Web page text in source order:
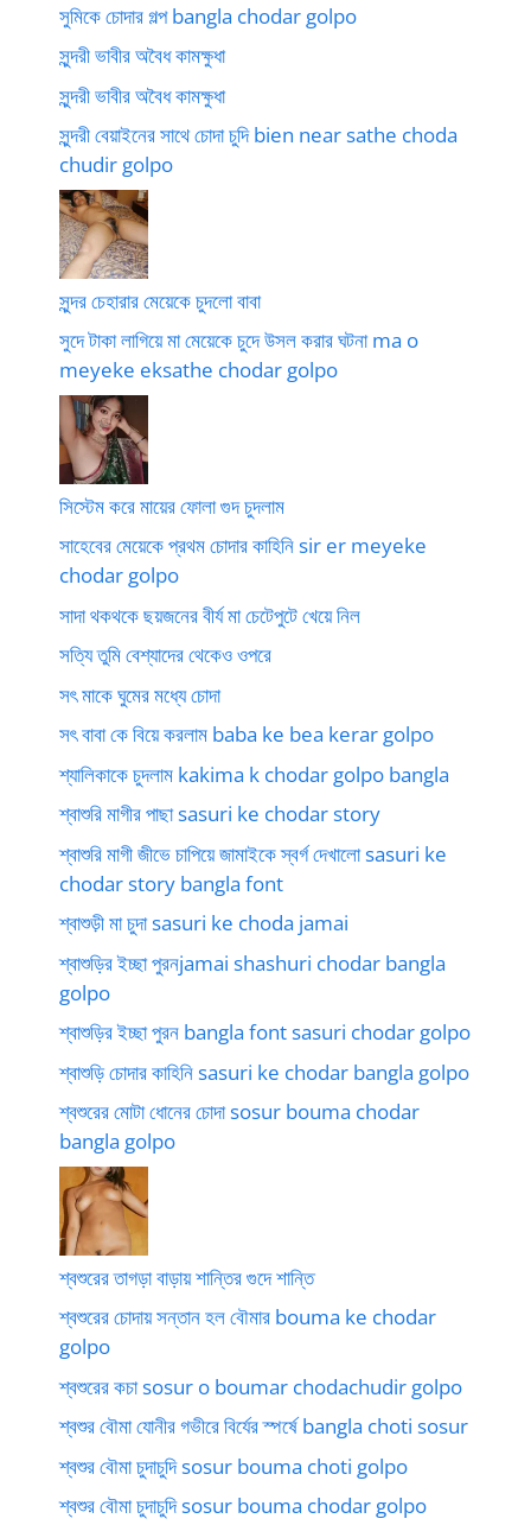
সুমিকে চোদার গল্প bangla chodar golpo
সুন্দরী ভাবীর অবৈধ কামক্ষুধা
সুন্দরী ভাবীর অবৈধ কামক্ষুধা
সুন্দরী বেয়াইনের সাথে চোদা চুদি bien near sathe choda
chudir golpo
সুন্দর চেহারার মেয়েকে চুদলো বাবা
সুদে টাকা লাগিয়ে মা মেয়েকে চুদে উসল করার ঘটনা ma o
meyeke eksathe chodar golpo
সিস্টেম করে মায়ের ফোলা গুদ চুদলাম
সাহেবের মেয়েকে প্রথম চোদার কাহিনি sir er meyeke
chodar golpo
সাদা থকথকে ছয়জনের বীর্য মা চেটেপুটে খেয়ে নিল
সত্যি তুমি বেশ্যাদের থেকেও ওপরে
সৎ মাকে ঘুমের মধ্যে চোদা
সৎ বাবা কে বিয়ে করলাম baba ke bea kerar golpo
শ্যালিকাকে চুদলাম kakima k chodar golpo bangla
শ্বাশুরি মাগীর পাছা sasuri ke chodar story
শ্বাশুরি মাগী জীভে চাপিয়ে জামাইকে স্বর্গ দেখালো sasuri ke
chodar story bangla font
শ্বাশুড়ী মা চুদা sasuri ke choda jamai
শ্বাশুড়ির ইচ্ছা পুরনjamai shashuri chodar bangla
golpo
শ্বাশুড়ির ইচ্ছা পুরন bangla font sasuri chodar golpo
শ্বাশুড়ি চোদার কাহিনি sasuri ke chodar bangla golpo
শ্বশুরের মোটা ধোনের চোদা sosur bouma chodar
bangla golpo
শ্বশুরের তাগড়া বাড়ায় শান্তির গুদে শান্তি
শ্বশুরের চোদায় সন্তান হল বৌমার bouma ke chodar
golpo
শ্বশুরের কচা sosur o boumar chodachudir golpo
শ্বশুর বৌমা যোনীর গভীরে বির্যের স্পর্ষে bangla choti sosur
শ্বশুর বৌমা চুদাচুদি sosur bouma choti golpo
শ্বশুর বৌমা চুদাচুদি sosur bouma chodar golpo